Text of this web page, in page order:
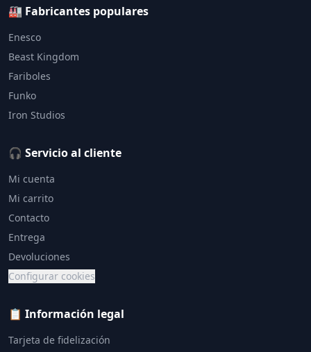
🏭 Fabricantes populares
Enesco
Beast Kingdom
Fariboles
Funko
Iron Studios
🎧 Servicio al cliente
Mi cuenta
Mi carrito
Contacto
Entrega
Devoluciones
Configurar cookies
📋 Información legal
Tarjeta de fidelización